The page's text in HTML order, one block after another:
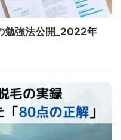
勉強法公開_2022年